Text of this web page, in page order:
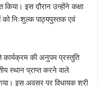
इस दौरान उन्होंने कक्षा
को निःशुल्क पाठ्यपुस्तक एवं
कार्यक्रम की अनुपम प्रस्तुति
स्थान प्राप्त करने वाले
गया। इस अवसर पर विधायक श्री